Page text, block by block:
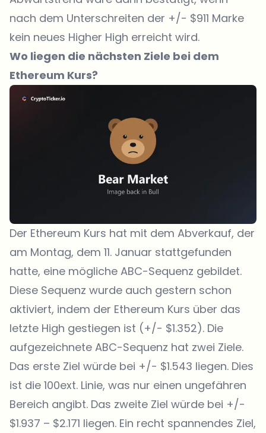
nach dem Unterschreiten der +/- $911 Marke
kein neues Higher High erreicht wird.
Wo liegen die nächsten Ziele bei dem
Ethereum Kurs?
Der Ethereum Kurs hat mit dem Abverkauf, der
am Montag, dem 11. Januar stattgefunden
hatte, eine mögliche ABC-Sequenz gebildet.
Diese Sequenz wurde auch gestern schon
aktiviert, indem der Ethereum Kurs über das
letzte High gestiegen ist (+/- $1.352). Die
aufgezeichnete ABC-Sequenz hat zwei Ziele.
Das erste Ziel würde bei +/- $1.543 liegen. Dies
ist die 100ext. Linie, was nur einen ungefähren
Bereich angibt. Das zweite Ziel würde bei +/-
$1.937 – $2.171 liegen. Ein recht spannendes Ziel,